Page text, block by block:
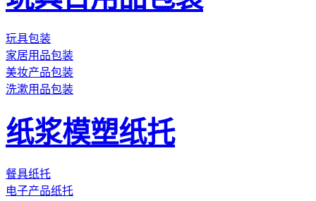
玩具包装
家居用品包装
美妆产品包装
洗漱用品包装
纸浆模塑纸托
餐具纸托
电子产品纸托